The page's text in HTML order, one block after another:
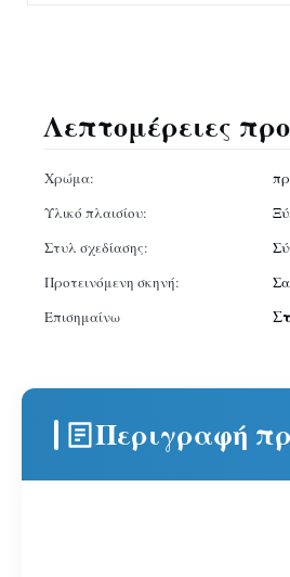
Λεπτομέρειες
Χρώμα:
Υλικό πλαισίου:
Στυλ σχεδίασης:
Προτεινόμενη σκηνή:
Επισημαίνω
Περιγραφή